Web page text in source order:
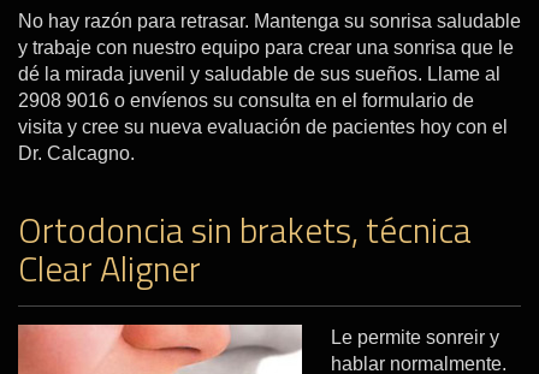
No hay razón para retrasar. Mantenga su sonrisa saludable
y trabaje con nuestro equipo para crear una sonrisa que le
dé la mirada juvenil y saludable de sus sueños. Llame al
2908 9016 o envíenos su consulta en el formulario de
visita y cree su nueva evaluación de pacientes hoy con el
Dr. Calcagno.
Ortodoncia sin brakets, técnica
Clear Aligner
Le permite sonreir y
hablar normalmente.